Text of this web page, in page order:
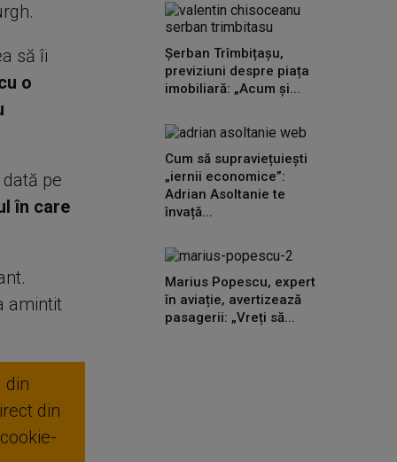
să îi
o
pe
în care
amintit
din
din
Șerban Trîmbițașu,
previziuni despre piața
imobiliară: „Acum și...
Cum să supraviețuiești
„iernii economice”:
Adrian Asoltanie te
învață...
Marius Popescu, expert
în aviație, avertizează
pasagerii: „Vreți să...